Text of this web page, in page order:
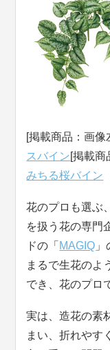
[掲載商品：画像
スバイン[掲載商
みちる桜バイン
花のプロも選ぶ
を扱う花の専門
ドの「 MAGIQ
まるで生花のよ
でき、花のプロ
実は、造花の素
まい、折れやす